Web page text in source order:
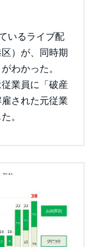
いるライブ配
）が、同時期
がわかった。
業員に「破産
された元従業
。